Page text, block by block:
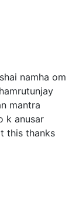
namha om
mantra
k anusar
this thanks